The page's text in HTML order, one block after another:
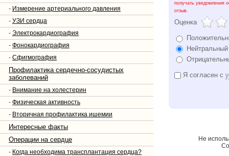
- Измерение артериального давления
- УЗИ сердца
- Электрокардиография
- Фонокардиография
- Сфигмография
Профилактика сердечно-сосудистых
заболеваний
- Внимание на холестерин
- Физическая активность
- Вторичная профилактика ишемии
Интересные факты
Операции на сердце
- Когда необходима трансплантация сердца?
получать уведомления
отзыв.
Оценка
Я согласен с
Не